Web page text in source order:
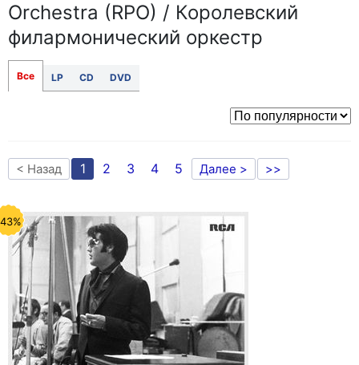
Orchestra (RPO) / Королевский
филармонический оркестр
Все LP CD DVD
< Назад 1 2 3 4 5 Далее > >>